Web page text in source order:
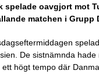
spelade oavgjort mot
matchen i Grupp
De sistnämnda
ett högt tempo där